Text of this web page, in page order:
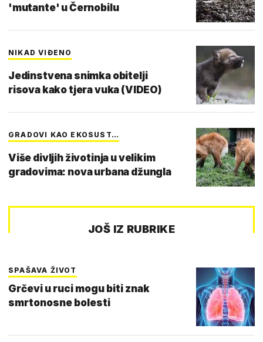
'mutante' u Černobilu
NIKAD VIĐENO
Jedinstvena snimka obitelji
risova kako tjera vuka (VIDEO)
GRADOVI KAO EKOSUST…
Više divljih životinja u velikim
gradovima: nova urbana džungla
JOŠ IZ RUBRIKE
SPAŠAVA ŽIVOT
Grčevi u ruci mogu biti znak
smrtonosne bolesti